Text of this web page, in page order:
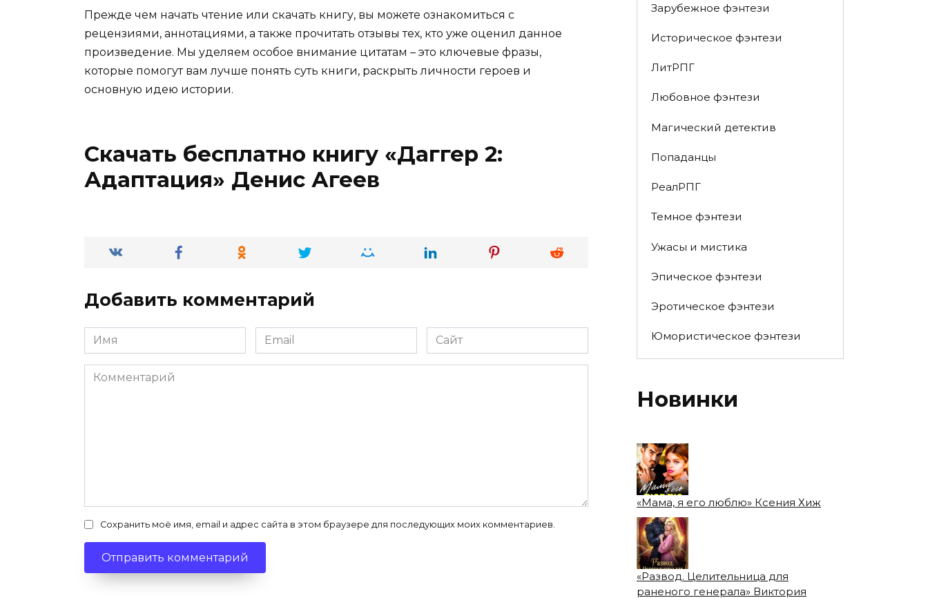
Прежде чем начать чтение или скачать книгу, вы можете ознакомиться с
рецензиями, аннотациями, а также прочитать отзывы тех, кто уже оценил данное
произведение. Мы уделяем особое внимание цитатам – это ключевые фразы,
которые помогут вам лучше понять суть книги, раскрыть личности героев и
основную идею истории.
Скачать бесплатно книгу «Даггер 2:
Адаптация» Денис Агеев
Добавить комментарий
Имя
*
Email
*
Сайт
Комментарий
Сохранить моё имя, email и адрес сайта в этом браузере для последующих моих комментариев.
Зарубежное фэнтези
Историческое фэнтези
ЛитРПГ
Любовное фэнтези
Магический детектив
Попаданцы
РеалРПГ
Темное фэнтези
Ужасы и мистика
Эпическое фэнтези
Эротическое фэнтези
Юмористическое фэнтези
Новинки
«Мама, я его люблю» Ксения Хиж
«Развод. Целительница для
раненого генерала» Виктория